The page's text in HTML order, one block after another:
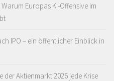
Europas KI-Offensive im
IPO – ein öffentlicher Einblick in
der Aktienmarkt 2026 jede Krise